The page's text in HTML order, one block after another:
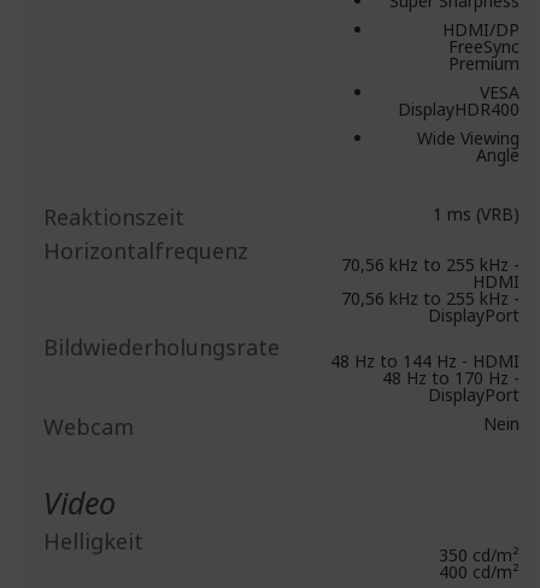
HDMI/DP
FreeSync
Premium
VESA
DisplayHDR400
Wide Viewing
Angle
Reaktionszeit 1 ms (VRB)
Horizontalfrequenz 70,56 kHz to 255 kHz -
HDMI
70,56 kHz to 255 kHz -
DisplayPort
Bildwiederholungsrate 48 Hz to 144 Hz - HDMI
48 Hz to 170 Hz -
DisplayPort
Webcam Nein
Video
Helligkeit 350 cd/m²
400 cd/m²